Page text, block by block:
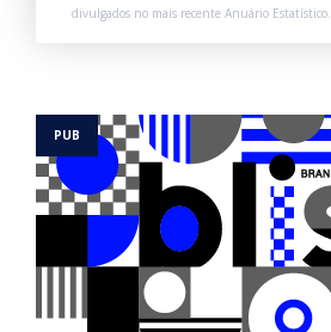
divulgados no mais recente Anuário Estatístico.